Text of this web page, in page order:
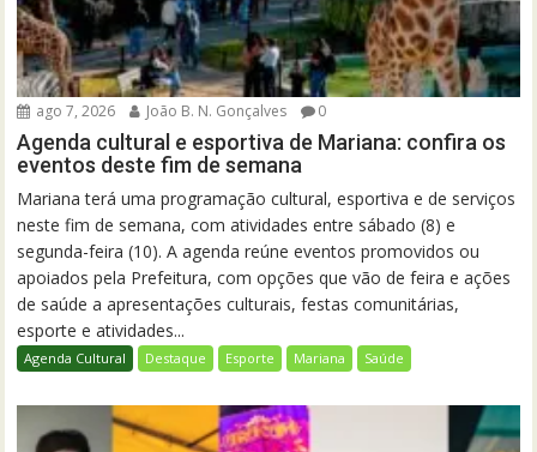
ago 7, 2026 João B. N. Gonçalves 0
Agenda cultural e esportiva de Mariana: confira os
eventos deste fim de semana
Mariana terá uma programação cultural, esportiva e de serviços
neste fim de semana, com atividades entre sábado (8) e
segunda-feira (10). A agenda reúne eventos promovidos ou
apoiados pela Prefeitura, com opções que vão de feira e ações
de saúde a apresentações culturais, festas comunitárias,
esporte e atividades...
Agenda Cultural Destaque Esporte Mariana Saúde